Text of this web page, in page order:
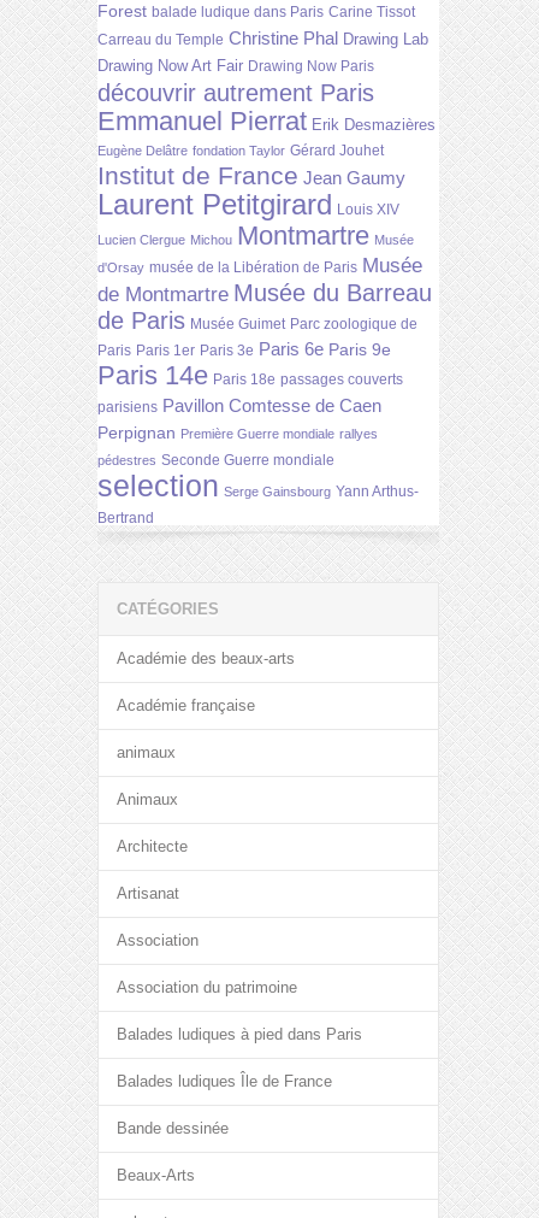
Forest balade ludique dans Paris Carine Tissot
Carreau du Temple Christine Phal Drawing Lab
Drawing Now Art Fair Drawing Now Paris
découvrir autrement Paris
Emmanuel Pierrat Erik Desmazières
Eugène Delâtre fondation Taylor Gérard Jouhet
Institut de France Jean Gaumy
Laurent Petitgirard Louis XIV
Lucien Clergue Michou Montmartre Musée
d'Orsay musée de la Libération de Paris Musée
de Montmartre Musée du Barreau
de Paris Musée Guimet Parc zoologique de
Paris Paris 1er Paris 3e Paris 6e Paris 9e
Paris 14e Paris 18e passages couverts
parisiens Pavillon Comtesse de Caen
Perpignan Première Guerre mondiale rallyes
pédestres Seconde Guerre mondiale
selection Serge Gainsbourg Yann Arthus-
Bertrand
CATÉGORIES
Académie des beaux-arts
Académie française
animaux
Animaux
Architecte
Artisanat
Association
Association du patrimoine
Balades ludiques à pied dans Paris
Balades ludiques Île de France
Bande dessinée
Beaux-Arts